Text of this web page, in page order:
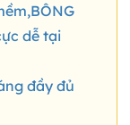
dễ tại
đầy đủ